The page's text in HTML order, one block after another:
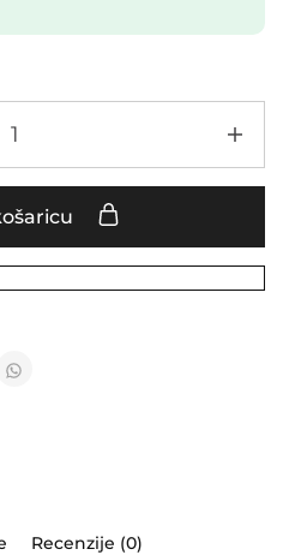
Recenzije (0)